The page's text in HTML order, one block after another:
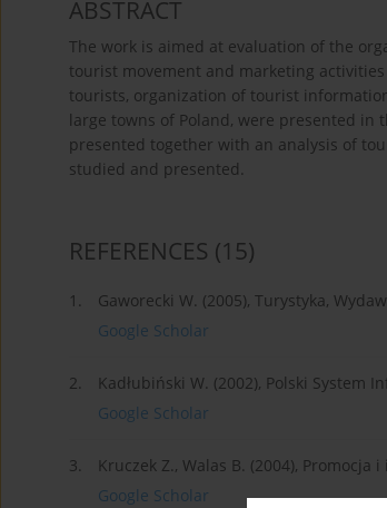
ABSTRACT
The work is aimed at evaluation of the
tourist movement and marketing
tourists, organization of tourist
large towns of Poland, were presented in
presented together with an analysis of
studied and presented.
REFERENCES (15)
1.
Gaworecki W. (2005), Turystyka,
Google Scholar
2.
Kadłubiński W. (2002), Polski System
Google Scholar
3.
Kruczek Z., Walas B. (2004),
Google Scholar